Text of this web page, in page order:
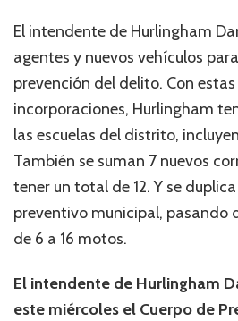
El intendente de Hurlingham
agentes y nuevos vehículos
prevención del delito. Con estas
incorporaciones, Hurlingham
las escuelas del distrito,
También se suman 7 nuevos
tener un total de 12. Y se
preventivo municipal, pasando
de 6 a 16 motos.
El intendente de Hurlingham
este miércoles el Cuerpo de